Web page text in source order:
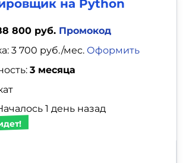
на Python
800 руб. Промокод
3 месяца
3 700 руб./мес. Оформить
1 день назад